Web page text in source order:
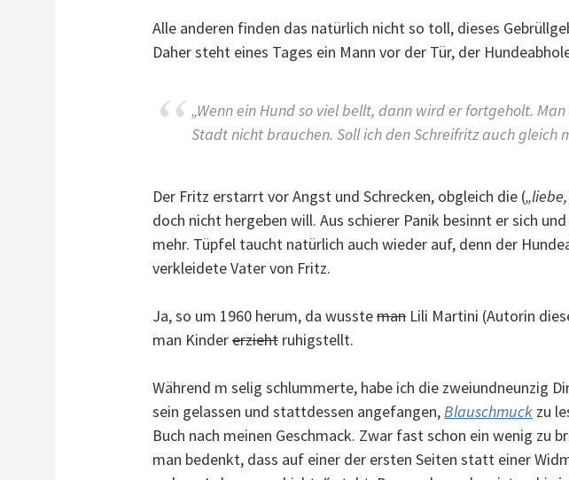
Alle anderen finden das natürlich nicht so toll, dieses
Daher steht eines Tages ein Mann vor der Tür, der
„Wenn ein Hund so viel bellt, dann wird er fortgeholt.
Stadt nicht brauchen. Soll ich den Schreifritz auch gleich
Der Fritz erstarrt vor Angst und Schrecken, obgleich die (
doch nicht hergeben will. Aus schierer Panik besinnt er sich
mehr. Tüpfel taucht natürlich auch wieder auf, denn der
verkleidete Vater von Fritz.
Ja, so um 1960 herum, da wussteman Lili Martini (Autorin
man Kindererzieht ruhigstellt.
Während m selig schlummerte, habe ich die zweiundneunzig
sein gelassen und stattdessen angefangen,Blauschmuck zu
Buch nach meinen Geschmack. Zwar fast schon ein wenig zu
man bedenkt, dass auf einer der ersten Seiten statt einer